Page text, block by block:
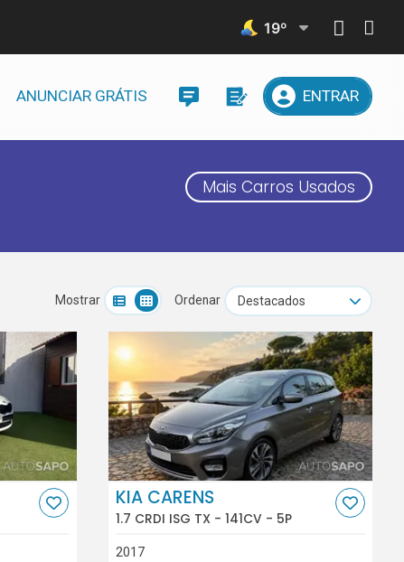
19º
ANUNCIAR GRÁTIS ENTRAR
Mais Carros Usados
Mostrar Ordenar Destacados
KIA CARENS
1.7 CRDI ISG TX - 141CV - 5P
2017